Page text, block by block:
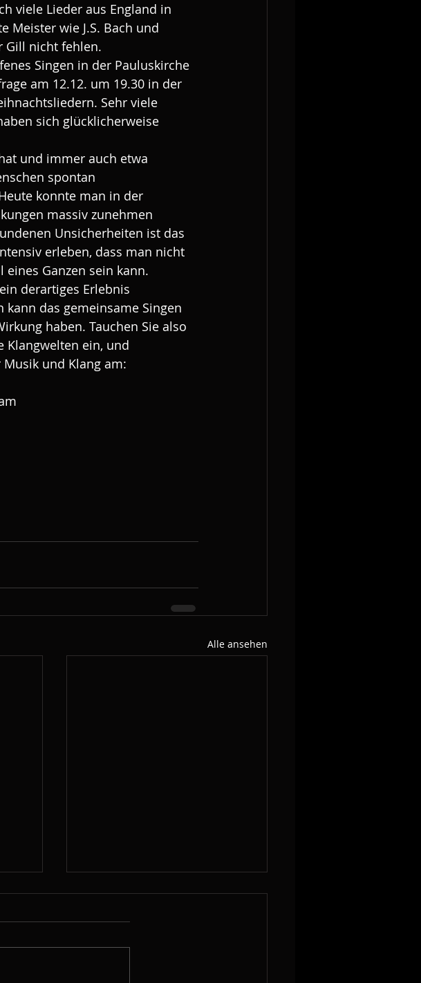
viele Lieder aus England in
Meister wie J.S. Bach und
Gill nicht fehlen.
Singen in der Pauluskirche
am 12.12. um 19.30 in der
Sehr viele
sich glücklicherweise
und immer auch etwa
spontan
konnte man in der
massiv zunehmen
Unsicherheiten ist das
erleben, dass man nicht
Ganzen sein kann.
derartiges Erlebnis
das gemeinsame Singen
haben. Tauchen Sie also
ein, und
und Klang am:
Alle ansehen